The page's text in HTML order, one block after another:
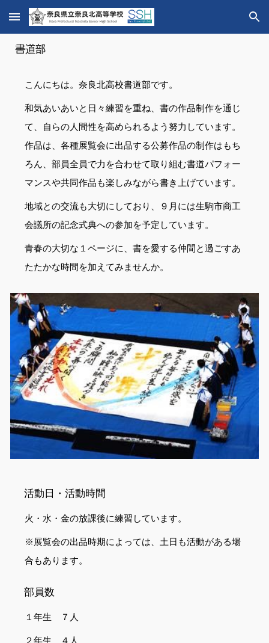
Skip to main content Skip to navigation
書道部
こんにちは。奈良北高校書道部です。
和気あいあいと日々練習を重ね、書の作品制作を通じ
て、自らの人間性を高められるよう努力しています。
作品は、各種展覧会に出品する公募作品の制作はもち
ろん、部員全員で力を合わせて取り組む書道パフォー
マンスや共同作品も楽しみながら書き上げています。
地域との交流も大切にしており、９月には生駒市商工
会議所の記念式典への参加を予定しています。
青春の大切な１ページに、書を愛する仲間と過ごすあ
たたかな時間を加えてみませんか。
活動日・活動時間
火・水・金の放課後に練習しています。
※展覧会の出品時期によっては、土日も活動がある場
合もあります。
部員数
１年生 ７人
２年生 ４人